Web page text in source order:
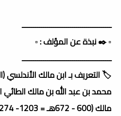
ــــــــــــــــــــــــــــــــــــــــــــــ
▫️ ✒️ نبذة عن المؤلف : ▫️
ــــــــــــــــــــــــــــــــــــــــــــــ
🏷️ التعريف بـ ابن مالك الأندلسي
محمد بن عبد الله بن مالك الطائي